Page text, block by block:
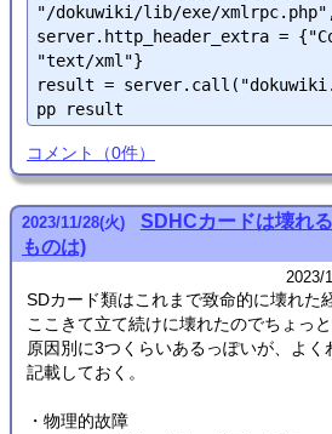
"/dokuwiki/lib/exe/
server.http_header_extra =
"text/xml"}
result =
コメント （0件）
2023/11/28(火)
SDHCカードは壊れ
ものは)
2023/
SDカード類はこれまで致命的に壊れた
ここきて立て続けに壊れたのでちょっと
原因別に3つくらいあるっぽいが、よく
記載しておく。
・物理的故障